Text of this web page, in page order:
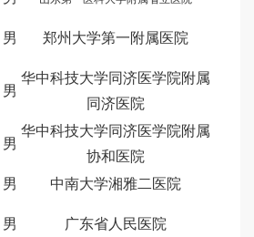
男 郑州大学第一附属医院
男
华中科技大学同济医学院附属
同济医院
男
华中科技大学同济医学院附属
协和医院
男 中南大学湘雅二医院
男 广东省人民医院